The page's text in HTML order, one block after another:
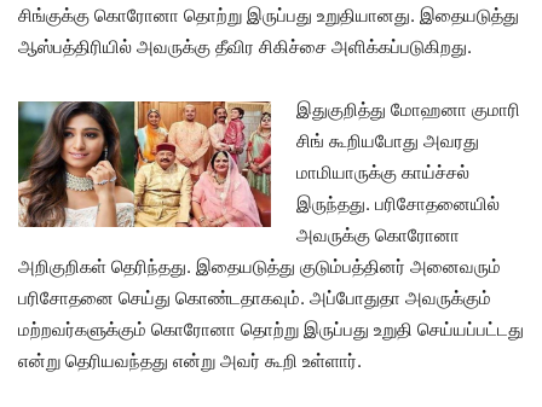
சிங்குக்கு கொரோனா தொற்று இருப்பது உறுதியானது. இதையடுத்து
ஆஸ்பத்திரியில் அவருக்கு தீவிர சிகிச்சை அளிக்கப்படுகிறது.
இதுகுறித்து மோஹனா குமாரி
சிங் கூறியபோது அவரது
மாமியாருக்கு காய்ச்சல்
இருந்தது. பரிசோதனையில்
அவருக்கு கொரோனா
அறிகுறிகள் தெரிந்தது. இதையடுத்து குடும்பத்தினர் அனைவரும்
பரிசோதனை செய்து கொண்டதாகவும். அப்போதுதா அவருக்கும்
மற்றவர்களுக்கும் கொரோனா தொற்று இருப்பது உறுதி செய்யப்பட்டது
என்று தெரியவந்தது என்று அவர் கூறி உள்ளார்.